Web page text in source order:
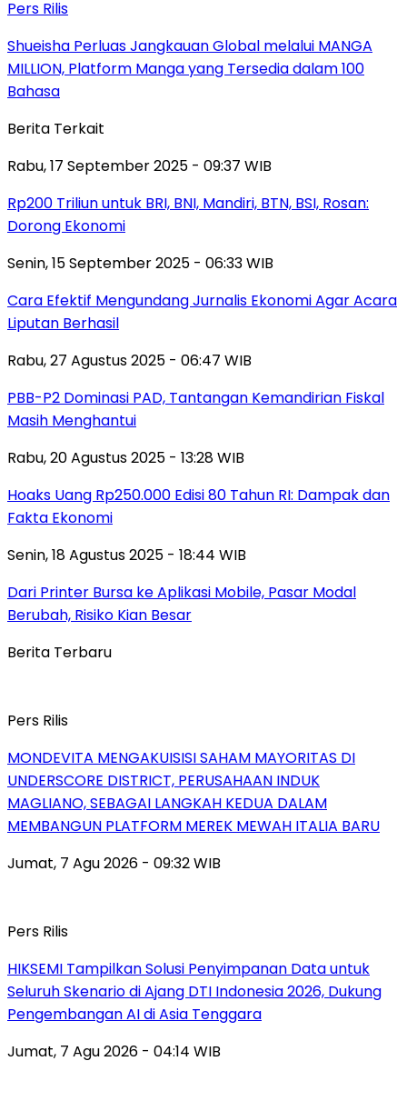
Pers Rilis
Shueisha Perluas Jangkauan Global melalui MANGA
MILLION, Platform Manga yang Tersedia dalam 100
Bahasa
Berita Terkait
Rabu, 17 September 2025 - 09:37 WIB
Rp200 Triliun untuk BRI, BNI, Mandiri, BTN, BSI, Rosan:
Dorong Ekonomi
Senin, 15 September 2025 - 06:33 WIB
Cara Efektif Mengundang Jurnalis Ekonomi Agar Acara
Liputan Berhasil
Rabu, 27 Agustus 2025 - 06:47 WIB
PBB-P2 Dominasi PAD, Tantangan Kemandirian Fiskal
Masih Menghantui
Rabu, 20 Agustus 2025 - 13:28 WIB
Hoaks Uang Rp250.000 Edisi 80 Tahun RI: Dampak dan
Fakta Ekonomi
Senin, 18 Agustus 2025 - 18:44 WIB
Dari Printer Bursa ke Aplikasi Mobile, Pasar Modal
Berubah, Risiko Kian Besar
Berita Terbaru
Pers Rilis
MONDEVITA MENGAKUISISI SAHAM MAYORITAS DI
UNDERSCORE DISTRICT, PERUSAHAAN INDUK
MAGLIANO, SEBAGAI LANGKAH KEDUA DALAM
MEMBANGUN PLATFORM MEREK MEWAH ITALIA BARU
Jumat, 7 Agu 2026 - 09:32 WIB
Pers Rilis
HIKSEMI Tampilkan Solusi Penyimpanan Data untuk
Seluruh Skenario di Ajang DTI Indonesia 2026, Dukung
Pengembangan AI di Asia Tenggara
Jumat, 7 Agu 2026 - 04:14 WIB